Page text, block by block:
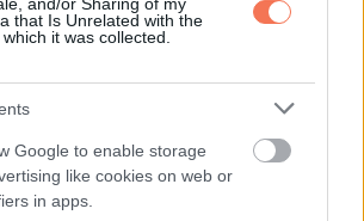
that Is Unrelated with the
it was collected.
Google to enable storage
like cookies on web or
in apps.